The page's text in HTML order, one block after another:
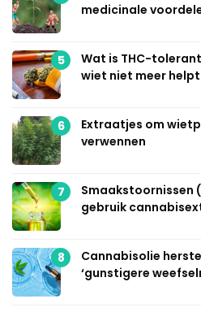
medicinale
5
Wat is THC-
wiet niet meer
6
Extraatjes om
verwennen
7
Smaakstoornissen
gebruik
8
Cannabisolie
‘gunstigere